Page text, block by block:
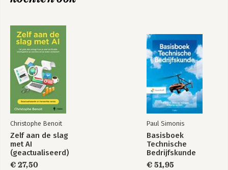
Christophe Benoit
Zelf aan de slag
met AI
(geactualiseerd)
€ 27,50
Paul Simonis
Basisboek
Technische
Bedrijfskunde
€ 51,95